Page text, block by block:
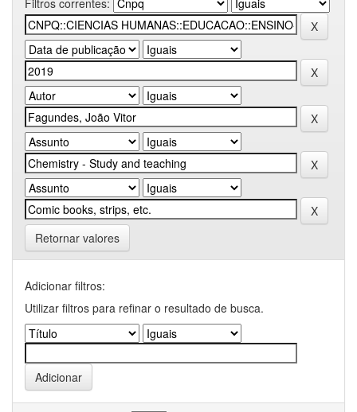
Filtros correntes:
Retornar valores
Adicionar filtros:
Utilizar filtros para refinar o resultado de busca.